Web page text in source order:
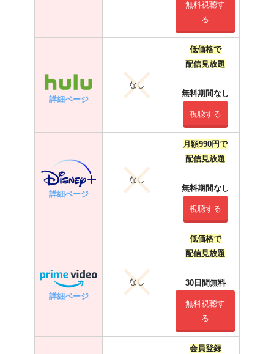
無料視聴す
る
詳細ページ
なし
低価格で
配信見放題
無料期間なし
視聴する
詳細ページ
なし
月額990円で
配信見放題
無料期間なし
視聴する
詳細ページ
なし
低価格で
配信見放題
30日間無料
無料視聴す
る
会員登録